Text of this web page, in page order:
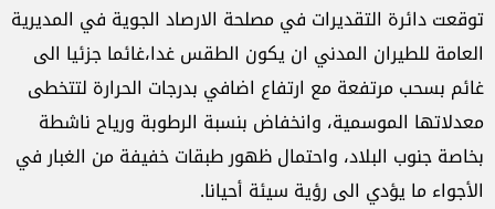
توقعت دائرة التقديرات في مصلحة الارصاد الجوية في المديرية
العامة للطيران المدني ان يكون الطقس غدا،غائما جزئيا الى
غائم بسحب مرتفعة مع ارتفاع اضافي بدرجات الحرارة لتتخطى
معدلاتها الموسمية، وانخفاض بنسبة الرطوبة ورياح ناشطة
بخاصة جنوب البلاد، واحتمال ظهور طبقات خفيفة من الغبار في
الأجواء ما يؤدي الى رؤية سيئة أحيانا.